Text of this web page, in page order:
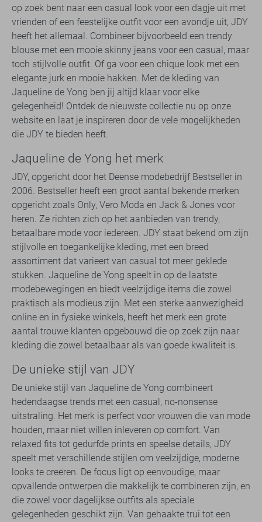
op zoek bent naar een casual look voor een dagje uit met
vrienden of een feestelijke outfit voor een avondje uit, JDY
heeft het allemaal. Combineer bijvoorbeeld een trendy
blouse met een mooie skinny jeans voor een casual, maar
toch stijlvolle outfit. Of ga voor een chique look met een
elegante jurk en mooie hakken. Met de kleding van
Jaqueline de Yong ben jij altijd klaar voor elke
gelegenheid! Ontdek de nieuwste collectie nu op onze
website en laat je inspireren door de vele mogelijkheden
die JDY te bieden heeft.
Jaqueline de Yong het merk
JDY, opgericht door het Deense modebedrijf Bestseller in
2006. Bestseller heeft een groot aantal bekende merken
opgericht zoals Only, Vero Moda en Jack & Jones voor
heren. Ze richten zich op het aanbieden van trendy,
betaalbare mode voor iedereen. JDY staat bekend om zijn
stijlvolle en toegankelijke kleding, met een breed
assortiment dat varieert van casual tot meer geklede
stukken. Jaqueline de Yong speelt in op de laatste
modebewegingen en biedt veelzijdige items die zowel
praktisch als modieus zijn. Met een sterke aanwezigheid
online en in fysieke winkels, heeft het merk een grote
aantal trouwe klanten opgebouwd die op zoek zijn naar
kleding die zowel betaalbaar als van goede kwaliteit is.
De unieke stijl van JDY
De unieke stijl van Jaqueline de Yong combineert
hedendaagse trends met een casual, no-nonsense
uitstraling. Het merk is perfect voor vrouwen die van mode
houden, maar niet willen inleveren op comfort. Van
relaxed fits tot gedurfde prints en speelse details, JDY
speelt met verschillende stijlen om veelzijdige, moderne
looks te creëren. De focus ligt op eenvoudige, maar
opvallende ontwerpen die makkelijk te combineren zijn, en
die zowel voor dagelijkse outfits als speciale
gelegenheden geschikt zijn. Van gehaakte trui tot een